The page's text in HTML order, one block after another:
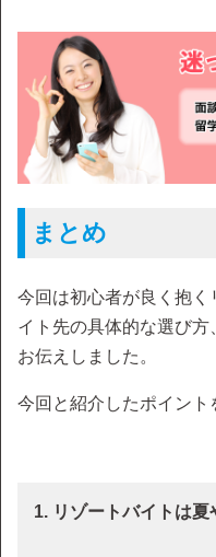
まとめ
今回は初心者が良く抱
イト先の具体的な選び
お伝えしました。
今回と紹介したポイント
1. リゾートバイトは夏